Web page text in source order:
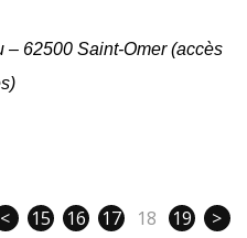
– 62500 Saint-Omer (accès
< 15 16 17 18 19 >